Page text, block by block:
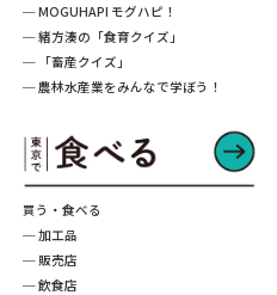
─ MOGUHAPI モグハピ！
─ 緒方湊の「食育クイズ」
─ 「畜産クイズ」
─ 農林水産業をみんなで学ぼう！
買う・食べる
─ 加工品
─ 販売店
─ 飲食店